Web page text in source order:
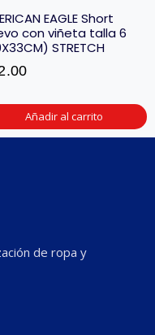
EAGLE Short
con viñeta talla 6
STRETCH
Añadir al carrito
de ropa y